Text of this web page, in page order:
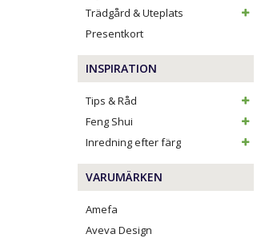
Trädgård & Uteplats
Presentkort
INSPIRATION
Tips & Råd
Feng Shui
Inredning efter färg
VARUMÄRKEN
Amefa
Aveva Design